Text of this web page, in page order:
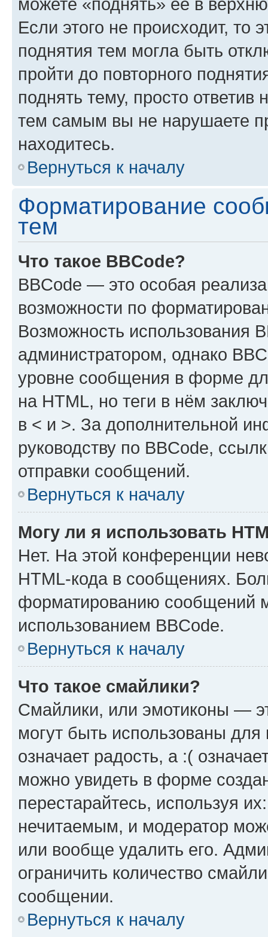
Если этого не происходит, то
поднятия тем могла быть
пройти до повторного
поднять тему, просто ответив
тем самым вы не нарушаете
находитесь.
Вернуться к началу
Форматирование
тем
Что такое BBCode?
BBCode — это особая
возможности по
Возможность использования
администратором, однако
уровне сообщения в форме
на HTML, но теги в нём
в < и >. За дополнительной
руководству по BBCode,
отправки сообщений.
Вернуться к началу
Могу ли я использовать
Нет. На этой конференции
HTML-кода в сообщениях.
форматированию сообщений
использованием BBCode.
Вернуться к началу
Что такое смайлики?
Смайлики, или эмотиконы —
могут быть использованы
означает радость, а :(
можно увидеть в форме
перестарайтесь, используя
нечитаемым, и модератор
или вообще удалить его.
ограничить количество
сообщении.
Вернуться к началу